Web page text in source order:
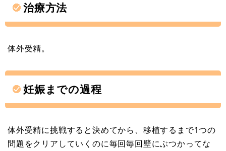
治療方法
体外受精。
妊娠までの過程
体外受精に挑戦すると決めてから、移植するまで1つの
問題をクリアしていくのに毎回毎回壁にぶつかってな